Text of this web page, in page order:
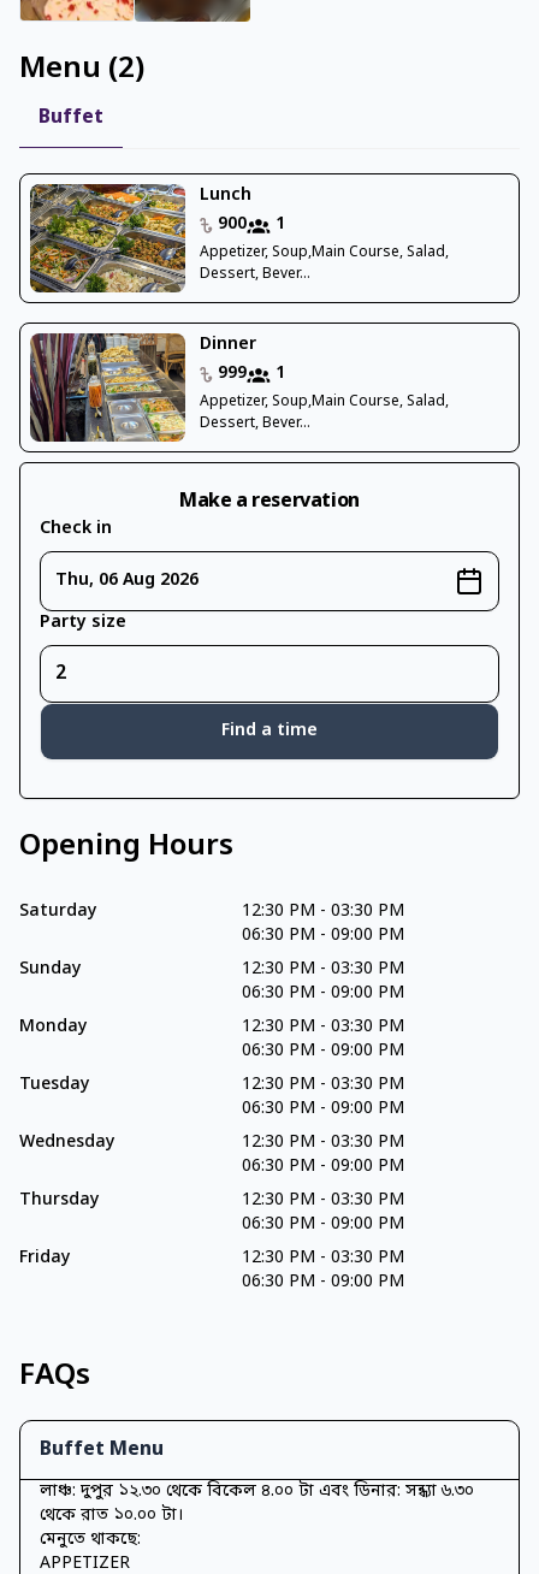
Menu (2)
Buffet
Lunch
900
1
Appetizer, Soup,Main Course, Salad,
Dessert, Bever...
Dinner
999
1
Appetizer, Soup,Main Course, Salad,
Dessert, Bever...
Make a reservation
Check in
Thu, 06 Aug 2026
Party size
Find a time
Opening Hours
Saturday 12:30 PM - 03:30 PM
06:30 PM - 09:00 PM
Sunday
12:30 PM - 03:30 PM
06:30 PM - 09:00 PM
Monday
12:30 PM - 03:30 PM
06:30 PM - 09:00 PM
Tuesday
12:30 PM - 03:30 PM
06:30 PM - 09:00 PM
Wednesday
12:30 PM - 03:30 PM
06:30 PM - 09:00 PM
Thursday
12:30 PM - 03:30 PM
06:30 PM - 09:00 PM
Friday
12:30 PM - 03:30 PM
06:30 PM - 09:00 PM
FAQs
Buffet Menu
লাঞ্চ: দুপুর ১২.৩০ থেকে বিকেল ৪.০০ টা এবং ডিনার: সন্ধ্যা ৬.৩০
থেকে রাত ১০.০০ টা।
মেনুতে থাকছে:
APPETIZER